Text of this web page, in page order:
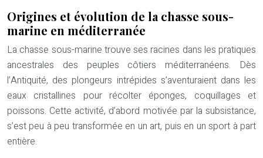
Origines et évolution de la chasse sous-
marine en méditerranée
La chasse sous-marine trouve ses racines dans les pratiques
ancestrales des peuples côtiers méditerranéens. Dès
l’Antiquité, des plongeurs intrépides s’aventuraient dans les
eaux cristallines pour récolter éponges, coquillages et
poissons. Cette activité, d’abord motivée par la subsistance,
s’est peu à peu transformée en un art, puis en un sport à part
entière.